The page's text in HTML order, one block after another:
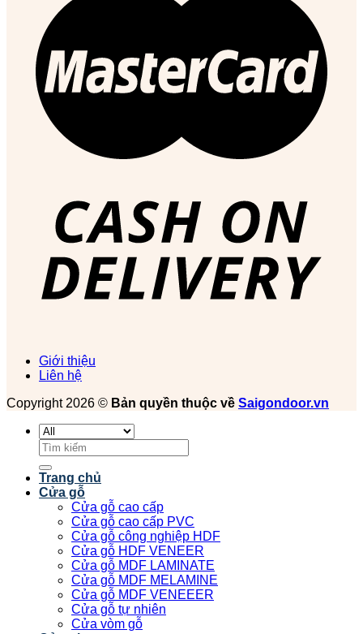
Giới thiệu
Liên hệ
Copyright 2026 © Bản quyền thuộc về Saigondoor.vn
Tìm
kiếm:
Trang chủ
Cửa gỗ
Cửa gỗ cao cấp
Cửa gỗ cao cấp PVC
Cửa gỗ công nghiệp HDF
Cửa gỗ HDF VENEER
Cửa gỗ MDF LAMINATE
Cửa gỗ MDF MELAMINE
Cửa gỗ MDF VENEEER
Cửa gỗ tự nhiên
Cửa vòm gỗ